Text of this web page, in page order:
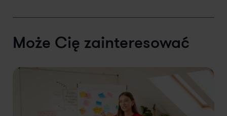
Może Cię zainteresować